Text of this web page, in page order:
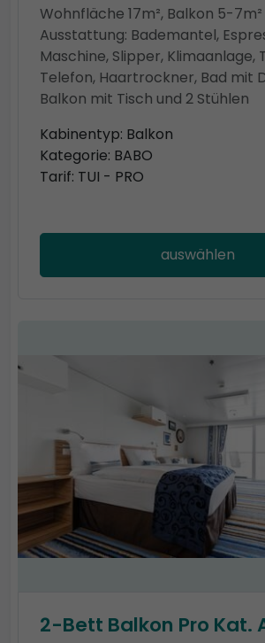
Wohnfläche 17m², Balkon 5-7m²
Ausstattung: Bademantel,
Maschine, Slipper, Klimaanlage,
Telefon, Haartrockner, Bad mit
Balkon mit Tisch und 2 Stühlen
Kabinentyp: Balkon
Kategorie: BABO
Tarif: TUI - PRO
auswählen
2-Bett Balkon Pro Kat.